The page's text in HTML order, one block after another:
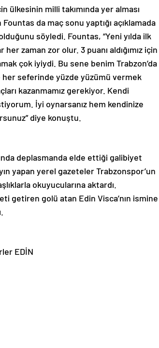
ülkesinin milli takımında yer alması
da maç sonu yaptığı açıklamada
söyledi. Fountas, “Yeni yılda ilk
zaman zor olur. 3 puanı aldığımız için
çok iyiydi. Bu sene benim Trabzon’da
her seferinde yüzde yüzümü vermek
kazanmamız gerekiyor. Kendi
İyi oynarsanız hem kendinize
diye konuştu.
deplasmanda elde ettiği galibiyet
yapan yerel gazeteler Trabzonspor’un
okuyucularına aktardı.
getiren golü atan Edin Visca’nın ismine
EDİN